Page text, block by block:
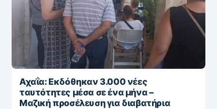
Αχαΐα: Εκδόθηκαν 3.000 νέες
ταυτότητες μέσα σε ένα μήνα –
Μαζική προσέλευση για διαβατήρια